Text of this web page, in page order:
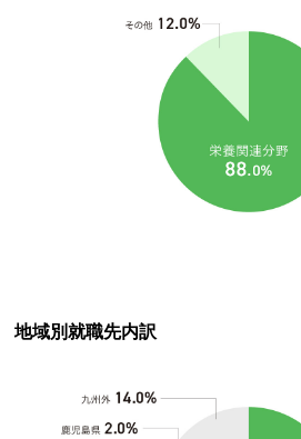
地域別就職先内訳